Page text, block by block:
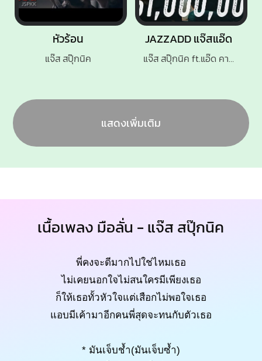
หัวร้อน
แจ๊ส สปุ๊กนิค
JAZZADD แจ๊สแอ๊ด
แจ๊ส สปุ๊กนิค ft.แอ๊ด คาราบาว
แสดงเพิ่มเติม
เนื้อเพลง มือลั่น - แจ๊ส สปุ๊กนิค
พี่คงจะดีมากไปใช่ไหมเธอ
ไม่เคยนอกใจไม่สนใครมีเพียงเธอ
ก็ให้เธอทั้วหัวใจแต่เสือกไม่พอใจเธอ
แอบมีเค้ามาอีกคนพี่สุดจะทนกับตัวเธอ
* มันเจ็บช้ำ(มันเจ็บซ้ำ)